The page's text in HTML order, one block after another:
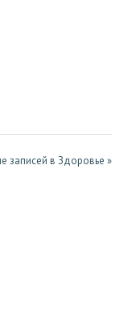
записей в Здоровье »